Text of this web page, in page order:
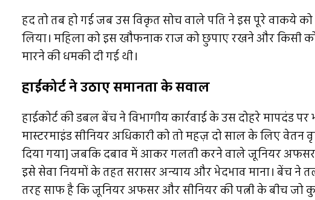
हद तो तब हो गई जब उस विकृत सोच वाले पति ने इस पूरे वाकये
लिया। महिला को इस खौफनाक राज को छुपाए रखने और किसी
मारने की धमकी दी गई थी।
हाईकोर्ट ने उठाए समानता के सवाल
हाईकोर्ट की डबल बेंच ने विभागीय कार्रवाई के उस दोहरे मापदंड
मास्टरमाइंड सीनियर अधिकारी को तो महज़ दो साल के लिए वेतन
दिया गया] जबकि दबाव में आकर गलती करने वाले जूनियर अफसर
इसे सेवा नियमों के तहत सरासर अन्याय और भेदभाव माना। बेंच ने
तरह साफ है कि जूनियर अफसर और सीनियर की पत्नी के बीच जो